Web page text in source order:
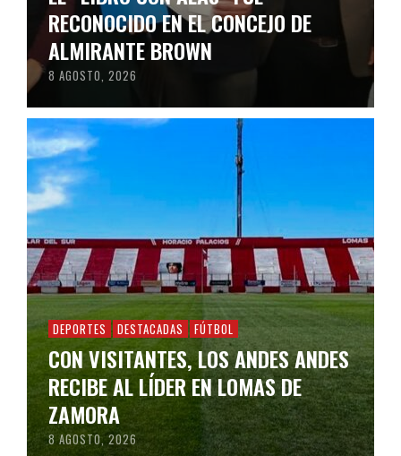
RECONOCIDO EN EL CONCEJO DE
ALMIRANTE BROWN
8 AGOSTO, 2026
DEPORTES DESTACADAS FÚTBOL
CON VISITANTES, LOS ANDES ANDES
RECIBE AL LÍDER EN LOMAS DE
ZAMORA
8 AGOSTO, 2026